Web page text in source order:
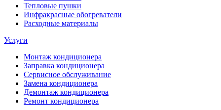
Тепловые пушки
Инфракрасные обогреватели
Расходные материалы
Услуги
Монтаж кондиционера
Заправка кондиционера
Сервисное обслуживание
Замена кондиционера
Демонтаж кондиционера
Ремонт кондиционера